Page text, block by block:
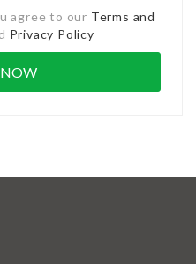
agree to our Terms and
Privacy Policy